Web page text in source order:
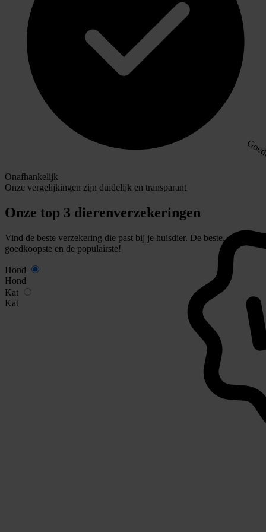
Onafhankelijk
Onze vergelijkingen zijn duidelijk en transparant
Onze top 3 dierenverzekeringen
Vind de beste verzekering die past bij je huisdier. De beste,
goedkoopste en de populairste!
Hond
Hond
Kat
Kat